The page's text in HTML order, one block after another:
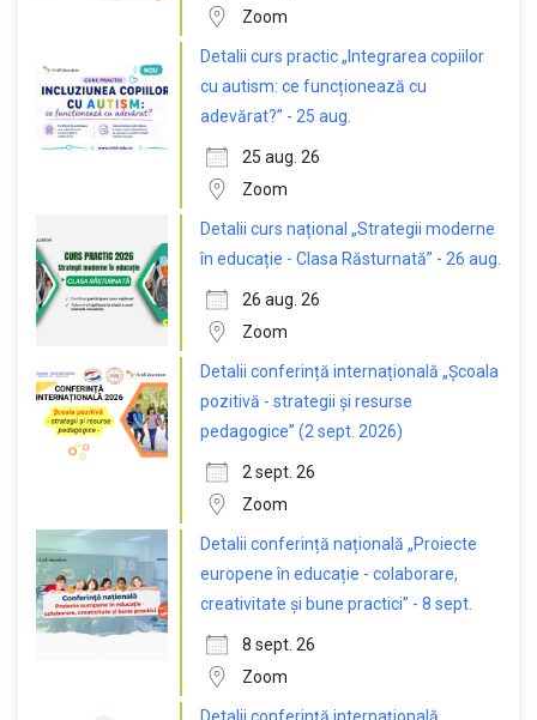
Zoom
Detalii curs practic „Integrarea copiilor
cu autism: ce funcționează cu
adevărat?” - 25 aug.
25 aug. 26
Zoom
Detalii curs național „Strategii moderne
în educație - Clasa Răsturnată” - 26 aug.
26 aug. 26
Zoom
Detalii conferință internațională „Școala
pozitivă - strategii și resurse
pedagogice” (2 sept. 2026)
2 sept. 26
Zoom
Detalii conferință națională „Proiecte
europene în educație - colaborare,
creativitate și bune practici” - 8 sept.
8 sept. 26
Zoom